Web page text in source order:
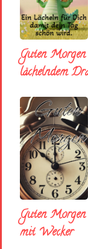
Guten
lächelndem
Guten
mit Wecker